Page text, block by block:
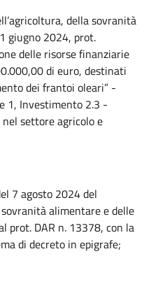
della sovranità
giugno 2024, prot.
delle risorse finanziarie
di euro, destinati
dei frantoi oleari” -
1, Investimento 2.3 -
settore agricolo e
7 agosto 2024 del
alimentare e delle
prot. DAR n. 13378, con la
di decreto in epigrafe;